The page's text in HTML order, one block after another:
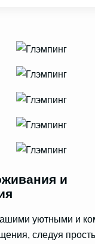
и
уютными и
следуя